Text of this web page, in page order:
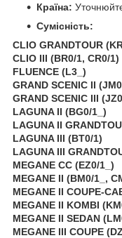
Країна:
Сумісність:
CLIO GRANDTOUR
CLIO III (BR0/1, CR0/1)
FLUENCE (L3_)
GRAND SCENIC II
GRAND SCENIC III
LAGUNA II (BG0/1_)
LAGUNA II
LAGUNA III (BT0/1)
LAGUNA III
MEGANE CC (EZ0/1_)
MEGANE II (BM0/1_,
MEGANE II COUPE-
MEGANE II KOMBI
MEGANE II SEDAN
MEGANE III COUPE